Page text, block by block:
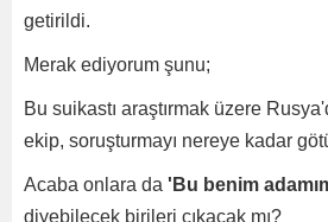
getirildi.
Merak ediyorum şunu;
Bu suikastı araştırmak üzere
ekip, soruşturmayı nereye kadar
Acaba onlara da 'Bu benim
diyebilecek birileri çıkacak mı?